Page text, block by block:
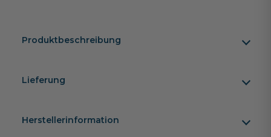
Produktbeschreibung
Lieferung
Herstellerinformation